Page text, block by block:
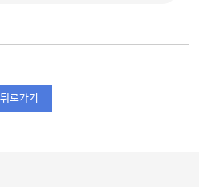
뒤로가기